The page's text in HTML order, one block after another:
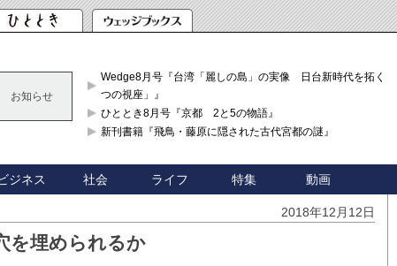
お知らせ
Wedge8月号『台湾「麗しの島」の実像 日台新時代を拓く「3
つの視座」』
ひととき8月号『京都 2と5の物語』
新刊書籍『飛鳥・藤原に隠された古代宮都の謎』
ジネス 社会 ライフ 特集 動画
2018年12月12日
を埋められるか